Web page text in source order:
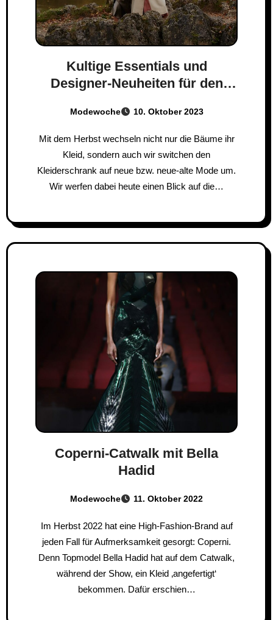
Kultige Essentials und
Designer-Neuheiten für den
Modewoche 10. Oktober 2023
Mit dem Herbst wechseln nicht nur die Bäume ihr
Kleid, sondern auch wir switchen den
Kleiderschrank auf neue bzw. neue-alte Mode um.
Wir werfen dabei heute einen Blick auf die…
Coperni-Catwalk mit Bella
Hadid
Modewoche 11. Oktober 2022
Im Herbst 2022 hat eine High-Fashion-Brand auf
jeden Fall für Aufmerksamkeit gesorgt: Coperni.
Denn Topmodel Bella Hadid hat auf dem Catwalk,
während der Show, ein Kleid ‚angefertigt‘
bekommen. Dafür erschien…